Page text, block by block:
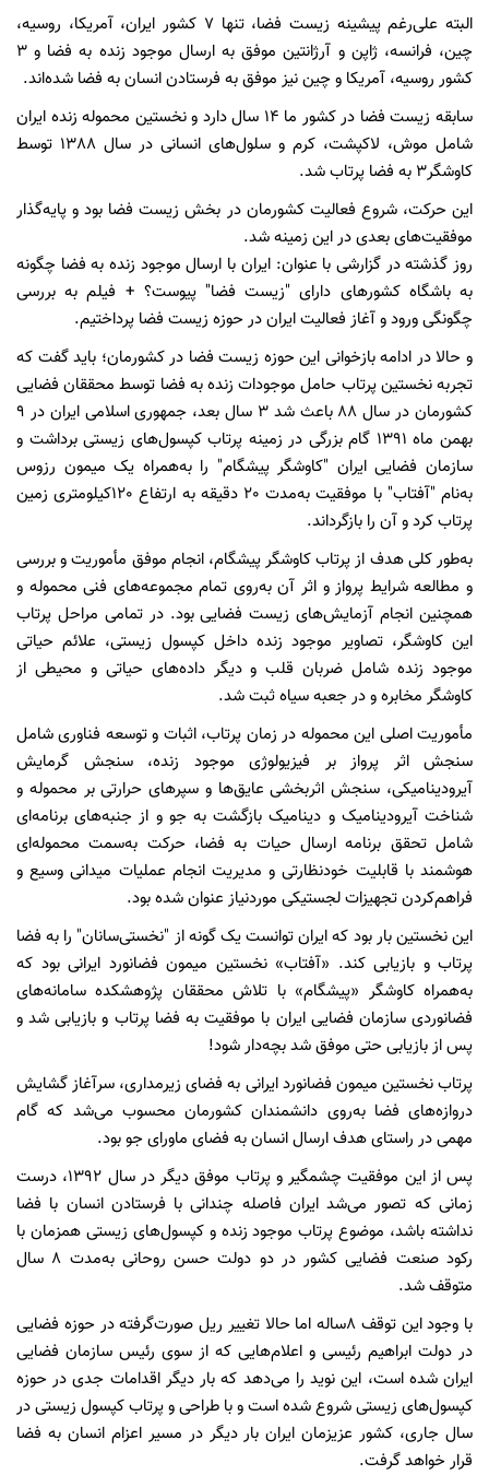
البته علی‌رغم پیشینه زیست فضا، تنها 7 کشور ایران، آمریکا، روسیه،
چین، فرانسه، ژاپن و آرژانتین موفق به ارسال موجود زنده به فضا و 3
کشور روسیه، آمریکا و چین نیز موفق به فرستادن انسان به فضا شده‌اند.
سابقه زیست فضا در کشور ما 14 سال دارد و نخستین محموله زنده ایران
شامل موش، لاکپشت، کرم و سلول‌های انسانی در سال 1388 توسط
کاوشگر3 به فضا پرتاب شد.
این حرکت، شروع فعالیت کشورمان در بخش زیست فضا بود و پایه‌گذار
موفقیت‌های بعدی در این زمینه شد.
روز گذشته در گزارشی با عنوان: ایران با ارسال موجود زنده به فضا چگونه
به باشگاه کشورهای دارای "زیست فضا" پیوست؟ + فیلم به بررسی
چگونگی ورود و آغاز فعالیت ایران در حوزه زیست فضا پرداختیم.
و حالا در ادامه بازخوانی این حوزه زیست فضا در کشورمان؛ باید گفت که
تجربه نخستین پرتاب حامل موجودات زنده به فضا توسط محققان فضایی
کشورمان در سال 88 باعث شد 3 سال بعد، جمهوری اسلامی ایران در 9
بهمن ماه 1391 گام بزرگی در زمینه پرتاب کپسول‌های زیستی برداشت و
سازمان فضایی ایران "کاوشگر پیشگام" را به‌همراه یک میمون رزوس
به‌نام "آفتاب" با موفقیت به‌مدت 20 دقیقه به ارتفاع 120کیلومتری زمین
پرتاب کرد و آن را بازگرداند.
به‌طور کلی هدف از پرتاب کاوشگر پیشگام، انجام موفق مأموریت و بررسی
و مطالعه شرایط پرواز و اثر آن به‌روی تمام مجموعه‏‌های فنی محموله و
همچنین انجام آزمایش‏‌های زیست فضایی بود. در تمامی مراحل پرتاب
این کاوشگر،‌ تصاویر موجود زنده داخل کپسول زیستی، علائم حیاتی
موجود زنده شامل ضربان قلب و دیگر داده‌های حیاتی و محیطی از
کاوشگر مخابره و در جعبه سیاه ثبت شد.
مأموریت اصلی این محموله در زمان پرتاب، اثبات و توسعه فناوری شامل
سنجش اثر پرواز بر فیزیولوژی موجود زنده، سنجش گرمایش
آیرودینامیکی، سنجش اثربخشی عایق‌ها و سپرهای حرارتی بر محموله و
شناخت آیرودینامیک و دینامیک بازگشت به جو و از جنبه‌های برنامه‌ای
شامل تحقق برنامه ارسال حیات به فضا، حرکت به‌سمت محموله‌ای
هوشمند با قابلیت خودنظارتی و مدیریت انجام عملیات میدانی وسیع و
فراهم‌کردن تجهیزات لجستیکی موردنیاز عنوان شده بود.
این نخستین بار بود که ایران توانست یک گونه از "نخستی‌سانان" را به فضا
پرتاب و بازیابی کند. «آفتاب» نخستین میمون فضانورد ایرانی بود که
به‌همراه کاوشگر «پیشگام» با تلاش محققان پژوهشکده سامانه‌های
فضانوردی سازمان فضایی ایران با موفقیت به فضا پرتاب و بازیابی شد و
پس از بازیابی حتی موفق شد بچه‌دار شود!
پرتاب نخستین میمون فضانورد ایرانی به فضای زیرمداری، سرآغاز گشایش
دروازه‌های فضا به‌روی دانشمندان کشورمان محسوب می‌شد که گام
مهمی در راستای هدف ارسال انسان به فضای ماورای جو بود.
پس از این موفقیت چشمگیر و پرتاب موفق دیگر در سال 1392، درست
زمانی که تصور می‌شد ایران فاصله چندانی با فرستادن انسان با فضا
نداشته باشد، موضوع پرتاب موجود زنده و کپسول‌های زیستی همزمان با
رکود صنعت فضایی کشور در دو دولت حسن روحانی به‌مدت 8 سال
متوقف شد.
با وجود این توقف 8ساله اما حالا تغییر ریل صورت‌گرفته در حوزه فضایی
در دولت ابراهیم رئیسی و اعلام‌هایی که از سوی رئیس سازمان فضایی
ایران شده است، این نوید را می‌دهد که بار دیگر اقدامات جدی در حوزه
کپسول‌های زیستی شروع شده است و با طراحی و پرتاب کپسول زیستی در
سال جاری، کشور عزیزمان ایران بار دیگر در مسیر اعزام انسان به فضا
قرار خواهد گرفت.